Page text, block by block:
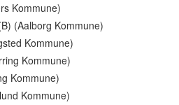
Kommune)
(Aalborg Kommune)
Kommune)
Kommune)
Kommune)
Kommune)